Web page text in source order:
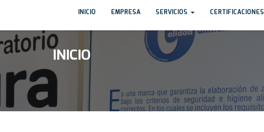
INICIO EMPRESA SERVICIOS CERTIFICACIONES
INICIO